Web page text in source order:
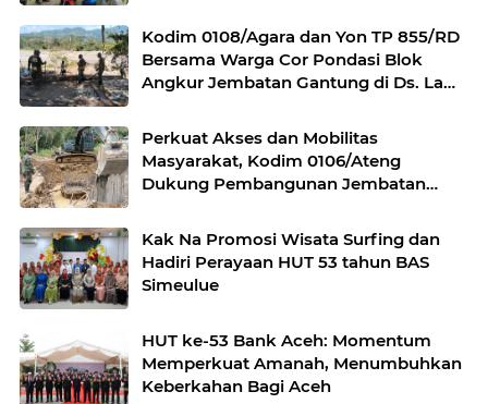
Kodim 0108/Agara dan Yon TP 855/RD
Bersama Warga Cor Pondasi Blok
Angkur Jembatan Gantung di Ds. Lawe
Perkuat Akses dan Mobilitas
Masyarakat, Kodim 0106/Ateng
Dukung Pembangunan Jembatan
Kak Na Promosi Wisata Surfing dan
Hadiri Perayaan HUT 53 tahun BAS
Simeulue
HUT ke-53 Bank Aceh: Momentum
Memperkuat Amanah, Menumbuhkan
Keberkahan Bagi Aceh